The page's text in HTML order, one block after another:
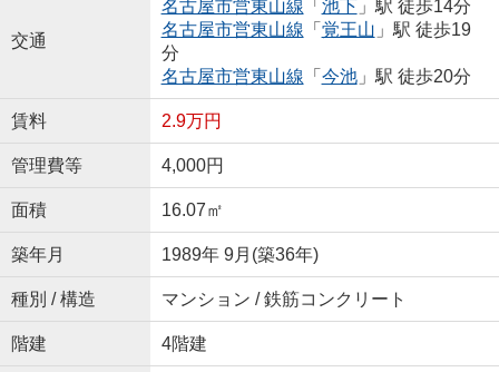
交通
名古屋市営東山線 「 池下」駅 徒歩14分
名古屋市営東山線 「 覚王山 」駅 徒歩19
分
名古屋市営東山線 「 今池」駅 徒歩20分
賃料 2.9万円
管理費等 4,000円
面積 16.07㎡
築年月 1989年 9月(築36年)
種別 / 構造 マンション / 鉄筋コンクリート
階建 4階建